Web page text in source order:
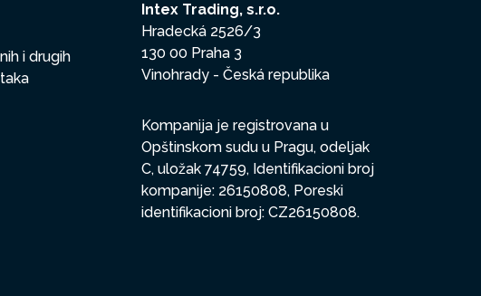
i drugih
Intex Trading, s.r.o.
Hradecká 2526/3
130 00 Praha 3
Vinohrady - Česká republika
Kompanija je registrovana u
Opštinskom sudu u Pragu, odeljak
C, uložak 74759, Identifikacioni broj
kompanije: 26150808, Poreski
identifikacioni broj: CZ26150808.